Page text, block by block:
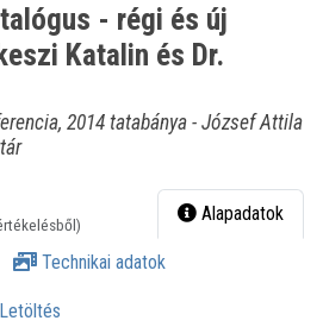
- régi és új
Katalin és Dr.
2014 tatabánya - József Attila
Alapadatok
Technikai adatok
Letöltés